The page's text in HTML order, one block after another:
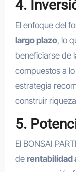
4.
El enfoque del
largo plazo, lo
beneficiarse de
compuestos a
estrategia
construir
5.
El BONSAI
de rentabilidad